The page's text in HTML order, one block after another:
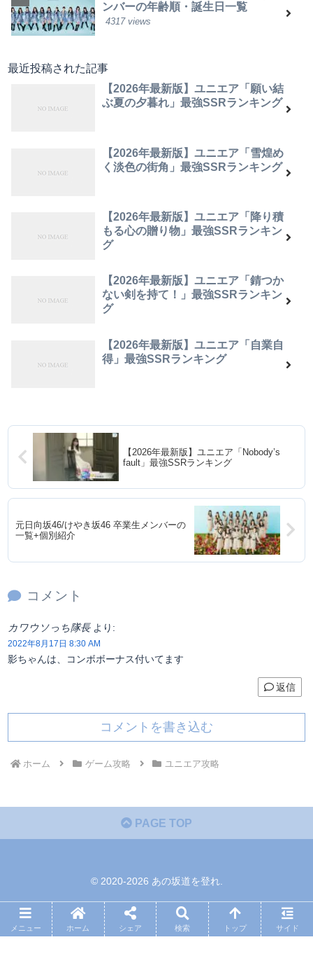
ンバーの年齢順・誕生日一覧
4317 views
最近投稿された記事
【2026年最新版】ユニエア「願い結
ぶ夏の夕暮れ」最強SSRランキング
【2026年最新版】ユニエア「雪煌め
く淡色の街角」最強SSRランキング
【2026年最新版】ユニエア「降り積
もる心の贈り物」最強SSRランキン
グ
【2026年最新版】ユニエア「錆つか
ない剣を持て！」最強SSRランキン
グ
【2026年最新版】ユニエア「自業自
得」最強SSRランキング
【2026年最新版】ユニエア「Nobody’s
fault」最強SSRランキング
元日向坂46/けやき坂46 卒業生メンバーの
一覧+個別紹介
コメント
カワウソっち隊長 より:
2022年8月17日 8:30 AM
影ちゃんは、コンボボーナス付いてます
返信
コメントを書き込む
ホーム ゲーム攻略 ユニエア攻略
PAGE TOP
© 2020-2026 あの坂道を登れ.
メニュー ホーム シェア 検索 トップ サイド